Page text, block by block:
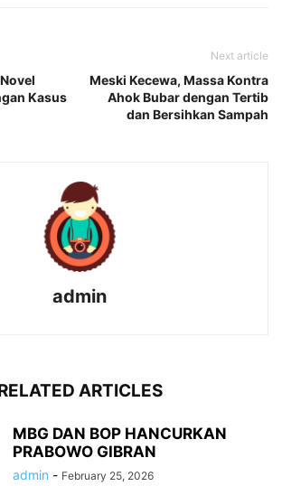
Kasus
Next article
Meski Kecewa, Massa Kontra
Ahok Bubar dengan Tertib
dan Bersihkan Sampah
admin
ARTICLES
MBG DAN BOP HANCURKAN
PRABOWO GIBRAN
admin - February 25, 2026